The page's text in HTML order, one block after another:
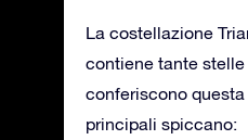
La costellazione
contiene tante
conferiscono questa
principali spiccano: